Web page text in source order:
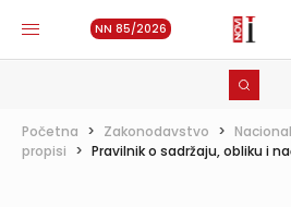
NN 85/2026
Početna > Zakonodavstvo >
propisi > Pravilnik o sadržaju, obliku i